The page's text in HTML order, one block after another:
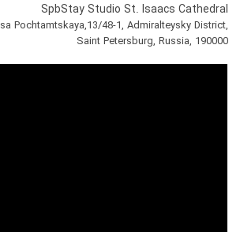
SpbStay Studio St. Isaacs Cathedral
Pochtamtskaya,13/48-1, Admiralteysky District,
Saint Petersburg, Russia, 190000